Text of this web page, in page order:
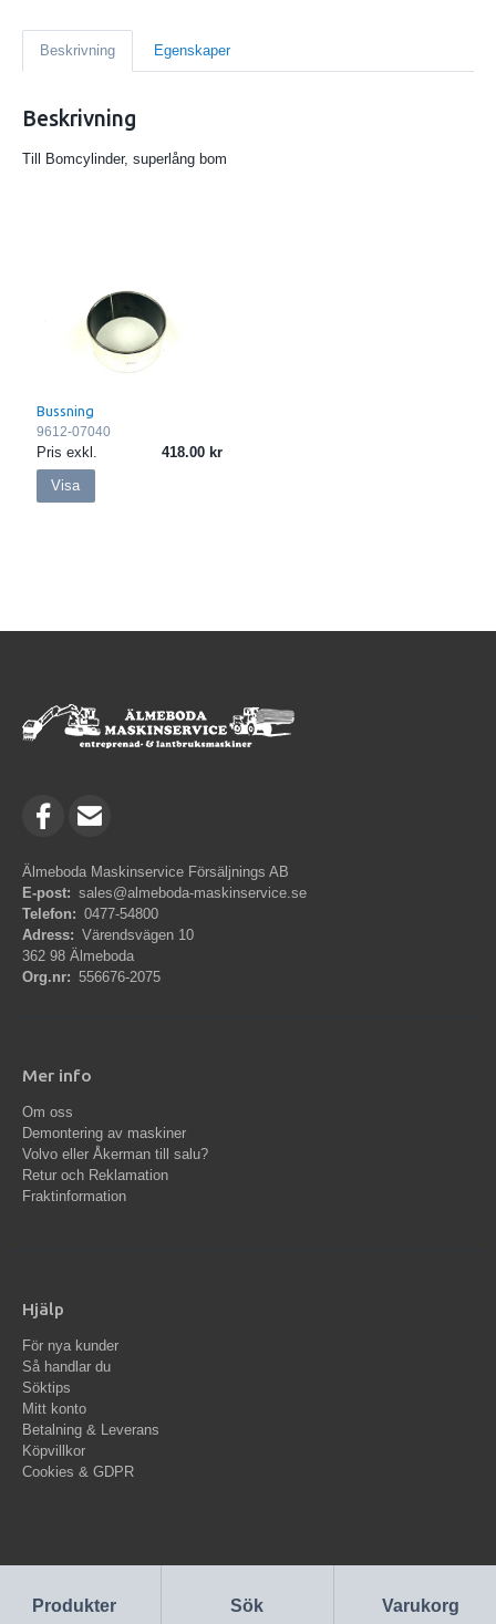
Produkter Sök Varukorg
Beskrivning Egenskaper
Beskrivning
Till Bomcylinder, superlång bom
Bussning
9612-07040
Pris exkl. 418.00
Visa
Älmeboda Maskinservice Försäljnings AB
E-post: sales@almeboda-maskinservice.se
Telefon: 0477-54800
Adress: Värendsvägen 10
362 98 Älmeboda
Org.nr: 556676-2075
Mer info
Om oss
Demontering av maskiner
Volvo eller Åkerman till salu?
Retur och Reklamation
Fraktinformation
Hjälp
För nya kunder
Så handlar du
Söktips
Mitt konto
Betalning & Leverans
Köpvillkor
Cookies & GDPR